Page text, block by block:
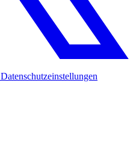
Datenschutzeinstellungen